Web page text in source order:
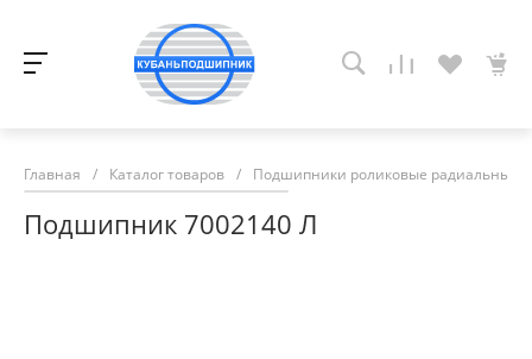
Главная / Каталог товаров / Подшипники роликовые радиальные
Подшипник 7002140 Л